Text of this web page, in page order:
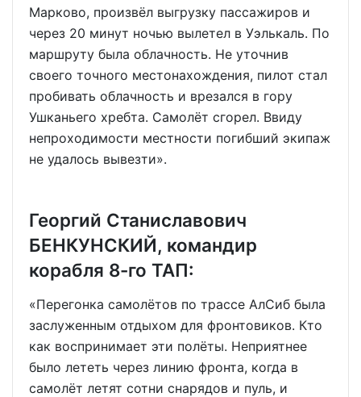
Марково, произвёл выгрузку пассажиров и
через 20 минут ночью вылетел в Уэлькаль. По
маршруту была облачность. Не уточнив
своего точного местонахождения, пилот стал
пробивать облачность и врезался в гору
Ушканьего хребта. Самолёт сгорел. Ввиду
непроходимости местности погибший экипаж
не удалось вывезти».
Георгий Станиславович
БЕНКУНСКИЙ, командир
корабля 8-го ТАП:
«Перегонка самолётов по трассе АлСиб была
заслуженным отдыхом для фронтовиков. Кто
как воспринимает эти полёты. Неприятнее
было лететь через линию фронта, когда в
самолёт летят сотни снарядов и пуль, и